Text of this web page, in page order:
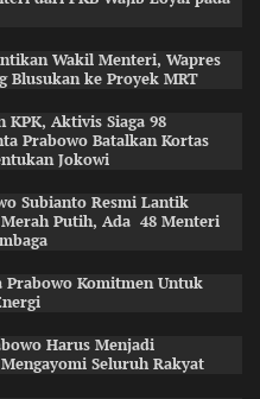
Wakil Menteri, Wapres
Blusukan ke Proyek MRT
KPK, Aktivis Siaga 98
Prabowo Batalkan Kortas
Jokowi
Subianto Resmi Lantik
Putih, Ada 48 Menteri
Prabowo Komitmen Untuk
Harus Menjadi
Seluruh Rakyat